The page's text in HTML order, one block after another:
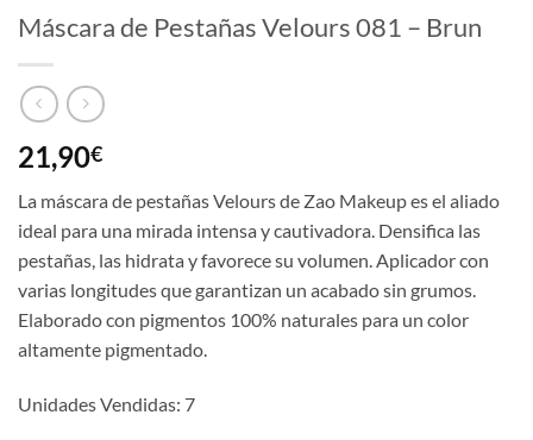
Máscara de Pestañas Velours 081 – Brun
21,90€
La máscara de pestañas Velours de Zao Makeup es el aliado
ideal para una mirada intensa y cautivadora. Densifica las
pestañas, las hidrata y favorece su volumen. Aplicador con
varias longitudes que garantizan un acabado sin grumos.
Elaborado con pigmentos 100% naturales para un color
altamente pigmentado.
Unidades Vendidas: 7